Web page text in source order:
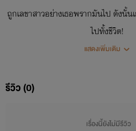
ถูกเลขาสาวอย่างเธอพรากมันไป ดังนั้น
ไปทั้งชีวิต!
แสดงเพิ่มเติม
รีวิว (0)
เรื่องนี้ยังไม่มีรีวิว